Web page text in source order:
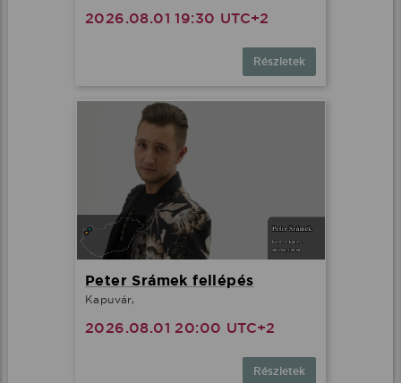
2026.08.01 19:30 UTC+2
Részletek
Peter Srámek fellépés
Kapuvár,
2026.08.01 20:00 UTC+2
Részletek